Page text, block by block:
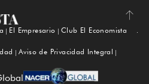
Subir
El Empresario
Club El Economista
Aviso de Privacidad Integral